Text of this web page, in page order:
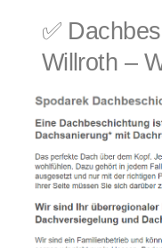
✅
Willroth –